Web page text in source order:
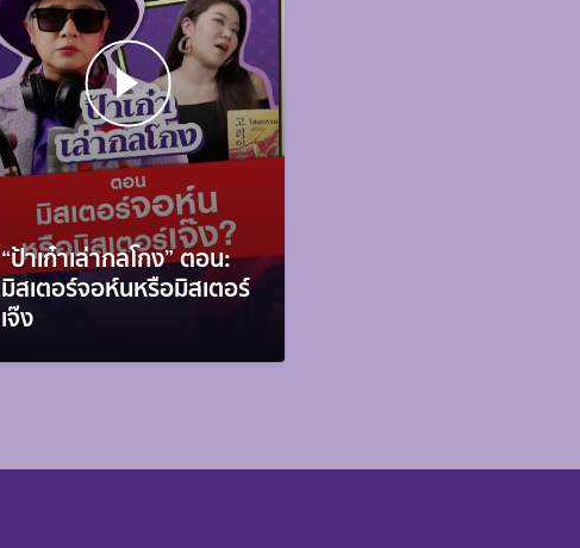
“ป้าเก๋าเล่ากลโกง” ตอน:
มิสเตอร์จอห์นหรือมิสเตอร์
เจ๊ง